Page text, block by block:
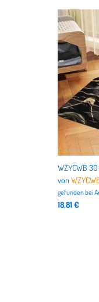
sich doch in
Hundefutterbis zu
nicht nur alles für
Katze, sondern
Terrarienbis hin zu
von
gefunden bei
18,81 €